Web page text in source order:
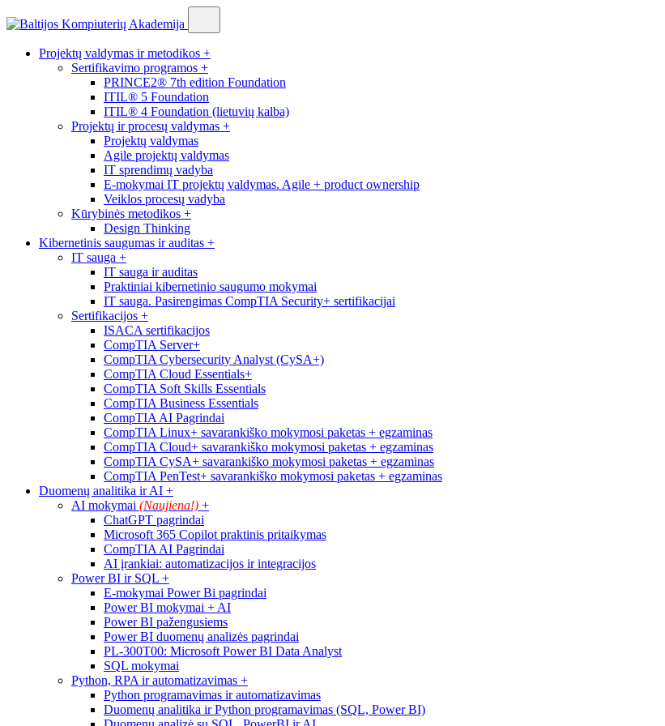
Projektų valdymas ir metodikos +
Sertifikavimo programos +
PRINCE2® 7th edition Foundation
ITIL® 5 Foundation
ITIL® 4 Foundation (lietuvių kalba)
Projektų ir procesų valdymas +
Projektų valdymas
Agile projektų valdymas
IT sprendimų vadyba
E-mokymai IT projektų valdymas. Agile + product ownership
Veiklos procesų vadyba
Kūrybinės metodikos +
Design Thinking
Kibernetinis saugumas ir auditas +
IT sauga +
IT sauga ir auditas
Praktiniai kibernetinio saugumo mokymai
IT sauga. Pasirengimas CompTIA Security+ sertifikacijai
Sertifikacijos +
ISACA sertifikacijos
CompTIA Server+
CompTIA Cybersecurity Analyst (CySA+)
CompTIA Cloud Essentials+
CompTIA Soft Skills Essentials
CompTIA Business Essentials
CompTIA AI Pagrindai
CompTIA Linux+ savarankiško mokymosi paketas + egzaminas
CompTIA Cloud+ savarankiško mokymosi paketas + egzaminas
CompTIA CySA+ savarankiško mokymosi paketas + egzaminas
CompTIA PenTest+ savarankiško mokymosi paketas + egzaminas
Duomenų analitika ir AI +
AI mokymai (Naujiena!) +
ChatGPT pagrindai
Microsoft 365 Copilot praktinis pritaikymas
CompTIA AI Pagrindai
AI įrankiai: automatizacijos ir integracijos
Power BI ir SQL +
E-mokymai Power Bi pagrindai
Power BI mokymai + AI
Power BI pažengusiems
Power BI duomenų analizės pagrindai
PL-300T00: Microsoft Power BI Data Analyst
SQL mokymai
Python, RPA ir automatizavimas +
Python programavimas ir automatizavimas
Duomenų analitika ir Python programavimas (SQL, Power BI)